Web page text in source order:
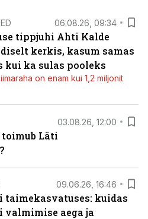
06.08.26, 09:34
tippjuhi Ahti Kalde
kerkis, kasum samas
ka sulas pooleks
on enam kui 1,2 miljonit
03.08.26, 12:00
toimub Läti
09.06.26, 16:46
taimekasvatuses: kuidas
valmimise aega ja